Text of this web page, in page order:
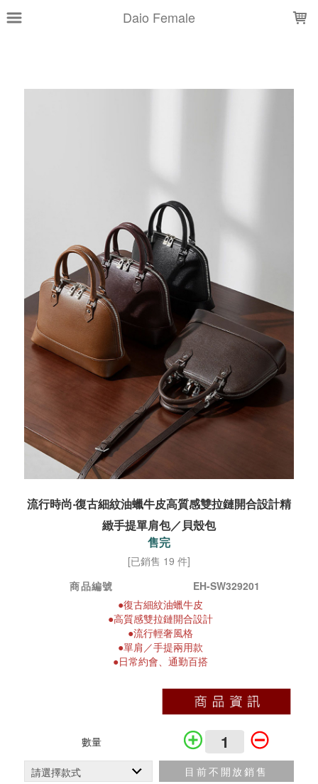
Daio Female
流行時尚‧復古細紋油蠟牛皮高質感雙拉鏈開合設計精
緻手提單肩包／貝殼包
售完
[已銷售 19 件]
商品編號
EH-SW329201
●復古細紋油蠟牛皮
●高質感雙拉鏈開合設計
●流行輕奢風格
●單肩／手提兩用款
●日常約會、通勤百搭
數量
目前不開放銷售